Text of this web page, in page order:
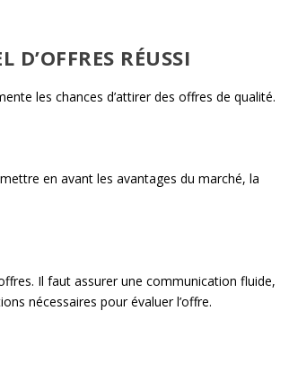
RÉUSSI
les chances d’attirer des offres de qualité.
en avant les avantages du marché, la
Il faut assurer une communication fluide,
nécessaires pour évaluer l’offre.